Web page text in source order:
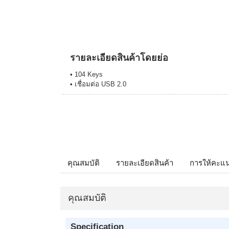
รายละเอียดสินค้าโดยย่อ
• 104 Keys
• เชื่อมต่อ USB 2.0
คุณสมบัติ รายละเอียดสินค้า การให้คะแ
คุณสมบัติ
Specification